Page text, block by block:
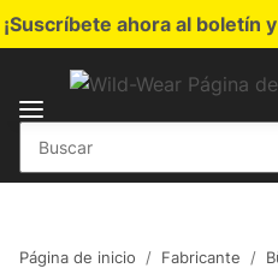
¡Suscríbete ahora al boletín
Página de inicio Fabricante